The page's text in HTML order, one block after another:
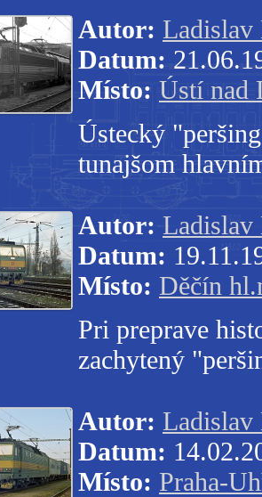
Autor:
Datum:
Místo: Ústí nad
Ústecký
tunajšom
Autor:
Datum:
Místo: Děčín
Pri preprave
zachytený
Autor:
Datum:
Místo: Praha-